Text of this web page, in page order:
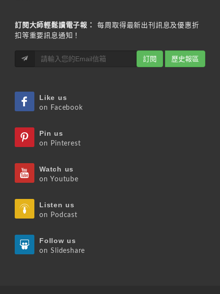
訂閱大師輕鬆讀電子報：
每周取得最新出刊訊息及優惠折
扣等重要訊息通知！
訂閱 歷史報區
Like us
on Facebook
Pin us
on Pinterest
Watch us
on Youtube
Listen us
on Podcast
Follow us
on Slideshare